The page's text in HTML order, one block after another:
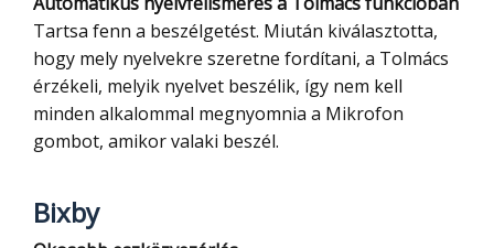
Tartsa fenn a beszélgetést. Miután kiválasztotta,
hogy mely nyelvekre szeretne fordítani, a Tolmács
érzékeli, melyik nyelvet beszélik, így nem kell
minden alkalommal megnyomnia a Mikrofon
gombot, amikor valaki beszél.
Bixby